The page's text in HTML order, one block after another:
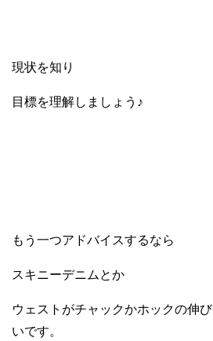
現状を知り
目標を理解しましょう♪
もう一つアドバイスするなら
スキニーデニムとか
ウェストがチャックかホックの伸
いです。